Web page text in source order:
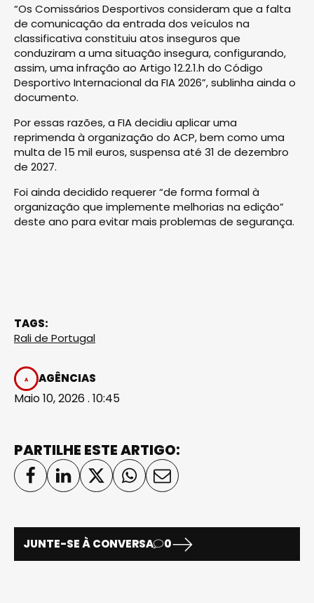
“Os Comissários Desportivos consideram que a falta
de comunicação da entrada dos veículos na
classificativa constituiu atos inseguros que
conduziram a uma situação insegura, configurando,
assim, uma infração ao Artigo 12.2.1.h do Código
Desportivo Internacional da FIA 2026”, sublinha ainda o
documento.
Por essas razões, a FIA decidiu aplicar uma
reprimenda à organização do ACP, bem como uma
multa de 15 mil euros, suspensa até 31 de dezembro
de 2027.
Foi ainda decidido requerer “de forma formal à
organização que implemente melhorias na edição”
deste ano para evitar mais problemas de segurança.
TAGS:
Rali de Portugal
AGÊNCIAS
Maio 10, 2026 . 10:45
PARTILHE ESTE ARTIGO:
JUNTE-SE À CONVERSA 0